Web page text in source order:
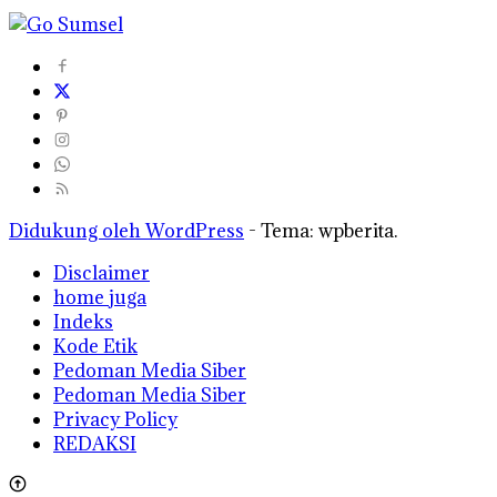
Didukung oleh WordPress - Tema: wpberita.
Disclaimer
home juga
Indeks
Kode Etik
Pedoman Media Siber
Pedoman Media Siber
Privacy Policy
REDAKSI